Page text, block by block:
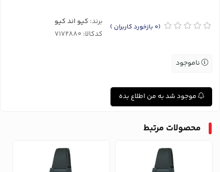
(0 بازخورد کاربران ) برند: کیو اند کیو
کدکالا:
ناموجود
موجود شد به من اطلاع بده
محصولات مرتبط